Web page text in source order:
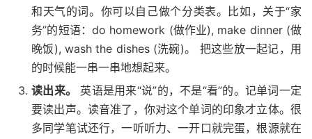
和天气的词。你可以自己做个分类表。比如，关于“家
务”的短语：do homework (做作业), make dinner (做
晚饭), wash the dishes (洗碗)。 把这些放一起记，用
的时候能一串一串地想起来。
读出来。
英语是用来“说”的，不是“看”的。记单词一定
要读出声。读音准了，你对这个单词的印象才立体。很
多同学笔试还行，一听听力、一开口就完蛋，根源就在